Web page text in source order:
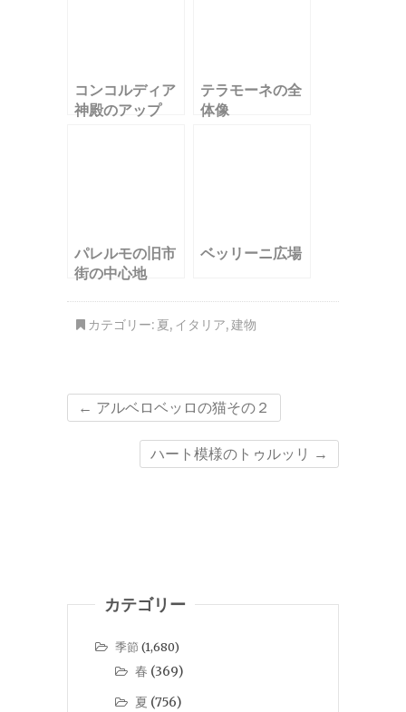
コンコルディア
神殿のアップ
テラモーネの全
体像
パレルモの旧市
街の中心地
ベッリーニ広場
カテゴリー: 夏, イタリア,建物
← アルベロベッロの猫その２
ハート模様のトゥルッリ →
カテゴリー
季節 (1,680)
春 (369)
夏 (756)